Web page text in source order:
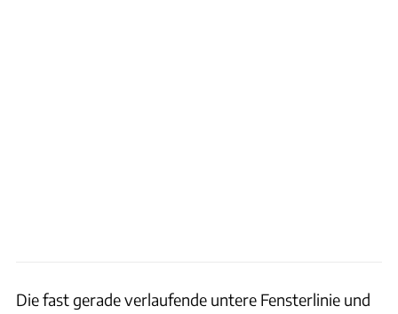
Die fast gerade verlaufende untere Fensterlinie und